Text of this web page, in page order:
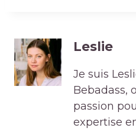
Leslie
Je suis
Bebadass,
passion
expertise